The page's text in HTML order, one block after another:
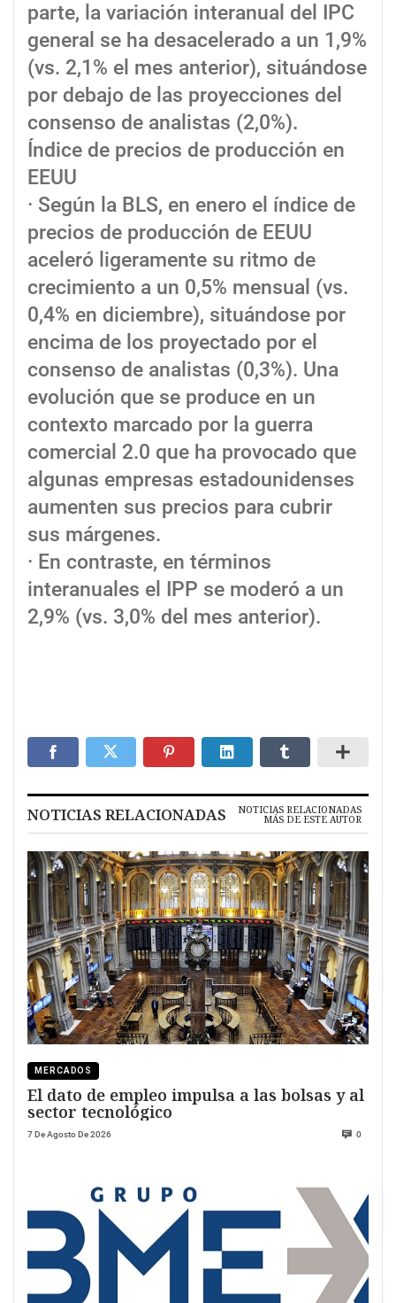
parte, la variación interanual del IPC
general se ha desacelerado a un 1,9%
(vs. 2,1% el mes anterior), situándose
por debajo de las proyecciones del
consenso de analistas (2,0%).
Índice de precios de producción en
EEUU
· Según la BLS, en enero el índice de
precios de producción de EEUU
aceleró ligeramente su ritmo de
crecimiento a un 0,5% mensual (vs.
0,4% en diciembre), situándose por
encima de los proyectado por el
consenso de analistas (0,3%). Una
evolución que se produce en un
contexto marcado por la guerra
comercial 2.0 que ha provocado que
algunas empresas estadounidenses
aumenten sus precios para cubrir
sus márgenes.
· En contraste, en términos
interanuales el IPP se moderó a un
2,9% (vs. 3,0% del mes anterior).
NOTICIAS RELACIONADAS NOTICIAS RELACIONADAS
MÁS DE ESTE AUTOR
MERCADOS
El dato de empleo impulsa a las bolsas y al
sector tecnológico
7 De Agosto De 2026 0